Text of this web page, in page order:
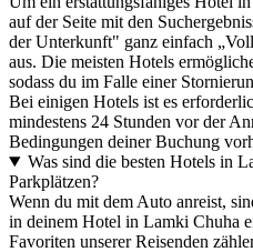
auf der Seite mit den
der Unterkunft" ganz einfach
aus. Die meisten Hotels
sodass du im Falle einer
Bei einigen Hotels ist es
mindestens 24 Stunden vor der
Bedingungen deiner Buchung
Was sind die besten Hotels in
Parkplätzen?
Wenn du mit dem Auto anreist,
in deinem Hotel in Lamki Chuha
Favoriten unserer Reisenden